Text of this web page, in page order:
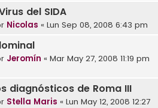
del SIDA
Nicolas « Lun Sep 08, 2008 6:43 pm
Jeromín « Mar May 27, 2008 11:19 pm
diagnósticos de Roma III
Stella Maris « Lun May 12, 2008 12:27